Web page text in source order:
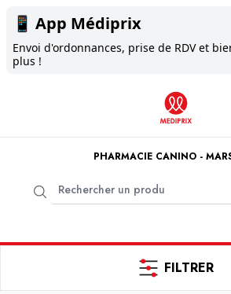
📱 App Médiprix
Envoi d'ordonnances, prise de RDV et
plus !
PHARMACIE CANINO -
FILTRER